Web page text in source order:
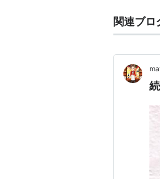
関連ブロ